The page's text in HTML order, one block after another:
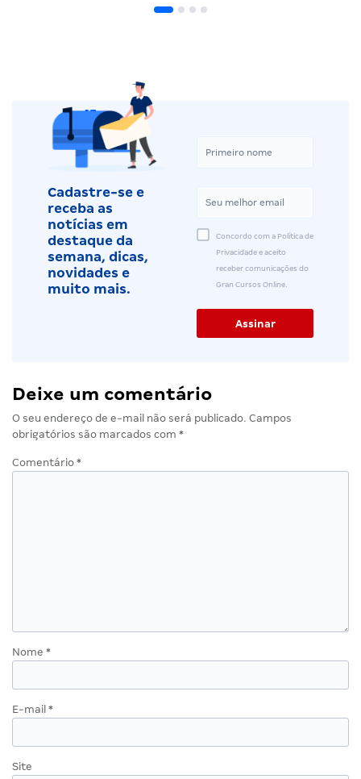
Cadastre-se e
receba as
notícias em
destaque da
semana, dicas,
novidades e
muito mais.
Concordo com a Política de
Privacidade e aceito
receber comunicações do
Gran Cursos Online.
Deixe um comentário
O seu endereço de e-mail não será publicado. Campos
obrigatórios são marcados com *
Comentário *
Nome *
E-mail *
Site